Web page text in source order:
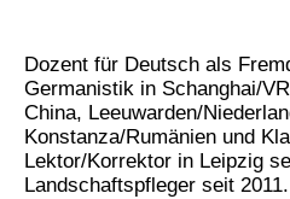
Dozent für Deutsch als
Germanistik in Schanghai/VR
China, Leeuwarden/
Konstanza/Rumänien und
Lektor/Korrektor in Leipzig
Landschaftspfleger seit 2011.